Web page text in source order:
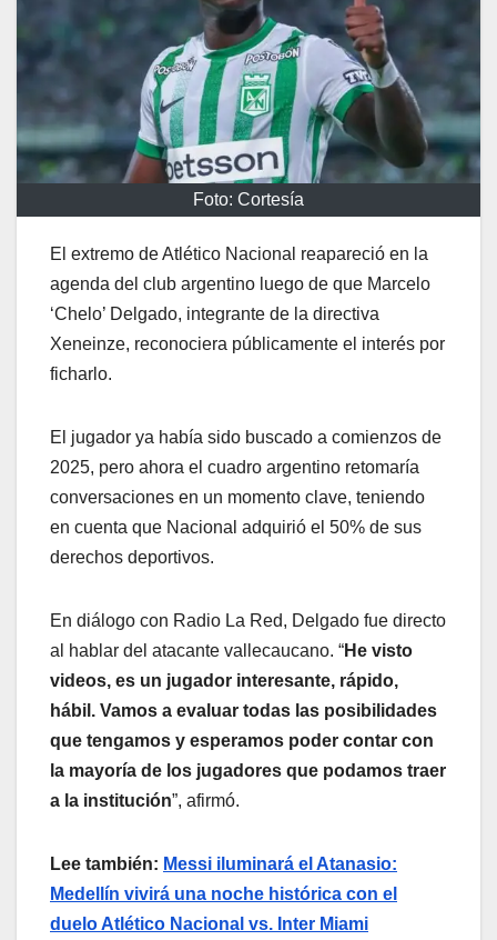
Foto: Cortesía
El extremo de Atlético Nacional reapareció en la
agenda del club argentino luego de que Marcelo
‘Chelo’ Delgado, integrante de la directiva
Xeneinze, reconociera públicamente el interés por
ficharlo.
El jugador ya había sido buscado a comienzos de
2025, pero ahora el cuadro argentino retomaría
conversaciones en un momento clave, teniendo
en cuenta que Nacional adquirió el 50% de sus
derechos deportivos.
En diálogo con Radio La Red, Delgado fue directo
al hablar del atacante vallecaucano. “He visto
videos, es un jugador interesante, rápido,
hábil. Vamos a evaluar todas las posibilidades
que tengamos y esperamos poder contar con
la mayoría de los jugadores que podamos traer
a la institución”, afirmó.
Lee también: Messi iluminará el Atanasio:
Medellín vivirá una noche histórica con el
duelo Atlético Nacional vs. Inter Miami